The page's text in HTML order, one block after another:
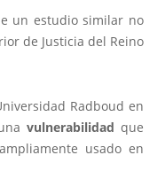
un estudio similar no
de Justicia del Reino
Radboud en
vulnerabilidad que
usado en